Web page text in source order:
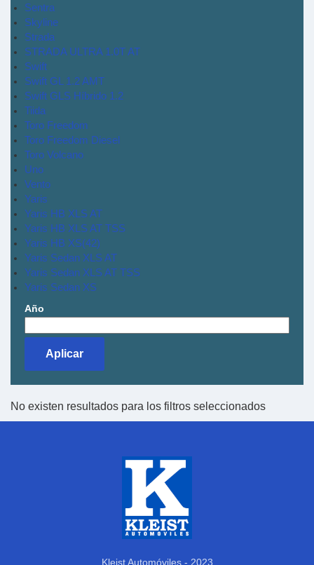
Sentra
Skyline
Strada
STRADA ULTRA 1.0T AT
Swift
Swift GL 1.2 AMT
Swift GLS Híbrido 1.2
Tiida
Toro Freedom
Toro Freedom Diesel
Toro Volcano
Uno
Vento
Yaris
Yaris HB XLS AT
Yaris HB XLS AT TSS
Yaris HB XS(42)
Yaris Sedan XLS AT
Yaris Sedan XLS AT TSS
Yaris Sedan XS
Año
No existen resultados para los filtros seleccionados
Kleist Automóviles - 2023